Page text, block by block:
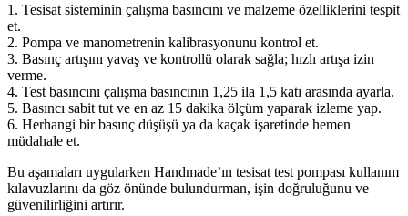
1. Tesisat sisteminin çalışma basıncını ve malzeme özelliklerini tespit
et.
2. Pompa ve manometrenin kalibrasyonunu kontrol et.
3. Basınç artışını yavaş ve kontrollü olarak sağla; hızlı artışa izin
verme.
4. Test basıncını çalışma basıncının 1,25 ila 1,5 katı arasında ayarla.
5. Basıncı sabit tut ve en az 15 dakika ölçüm yaparak izleme yap.
6. Herhangi bir basınç düşüşü ya da kaçak işaretinde hemen
müdahale et.
Bu aşamaları uygularken Handmade’ın tesisat test pompası kullanım
kılavuzlarını da göz önünde bulundurman, işin doğruluğunu ve
güvenilirliğini artırır.